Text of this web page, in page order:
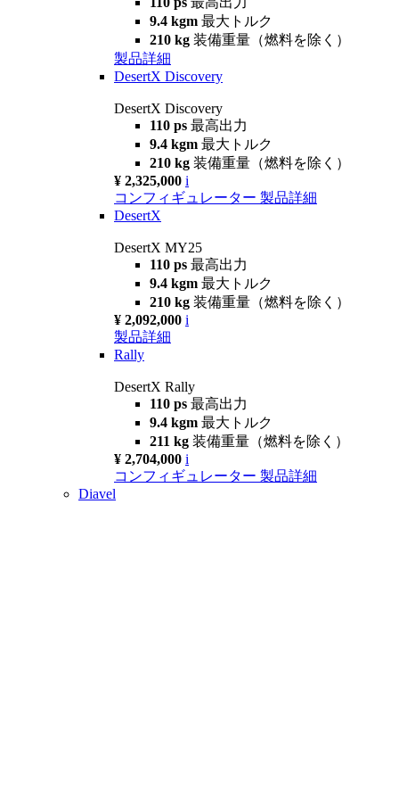
9.4 kgm 最大トルク
210 kg 装備重量（燃料を除く）
製品詳細
DesertX Discovery
DesertX Discovery
110 ps 最高出力
9.4 kgm 最大トルク
210 kg 装備重量（燃料を除く）
¥ 2,325,000 i
コンフィギュレーター 製品詳細
DesertX
DesertX MY25
110 ps 最高出力
9.4 kgm 最大トルク
210 kg 装備重量（燃料を除く）
¥ 2,092,000 i
製品詳細
Rally
DesertX Rally
110 ps 最高出力
9.4 kgm 最大トルク
211 kg 装備重量（燃料を除く）
¥ 2,704,000 i
コンフィギュレーター 製品詳細
Diavel